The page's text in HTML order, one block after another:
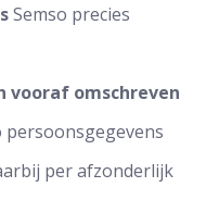
Semso precies
vooraf omschreven
persoonsgegevens
per afzonderlijk